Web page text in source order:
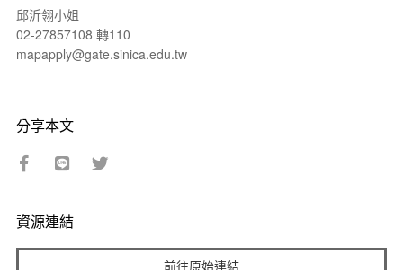
邱沂翎小姐
02-27857108 轉110
mapapply@gate.sinica.edu.tw
分享本文
資源連結
前往原始連結